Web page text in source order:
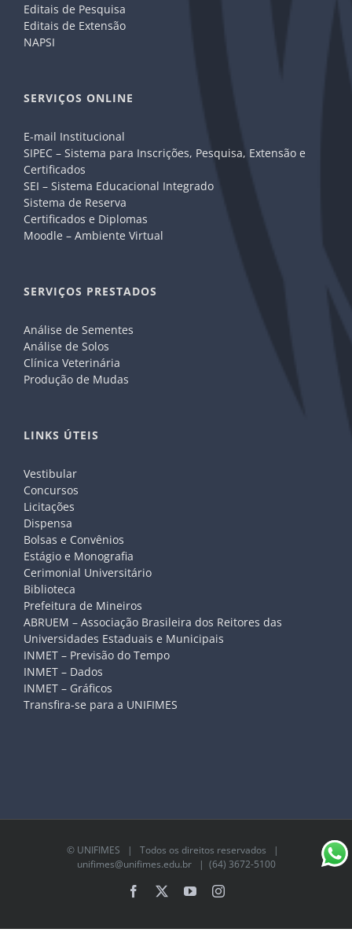
Editais de Pesquisa
Editais de Extensão
NAPSI
SERVIÇOS ONLINE
E-mail Institucional
SIPEC – Sistema para Inscrições, Pesquisa, Extensão e
Certificados
SEI – Sistema Educacional Integrado
Sistema de Reserva
Certificados e Diplomas
Moodle – Ambiente Virtual
SERVIÇOS PRESTADOS
Análise de Sementes
Análise de Solos
Clínica Veterinária
Produção de Mudas
LINKS ÚTEIS
Vestibular
Concursos
Licitações
Dispensa
Bolsas e Convênios
Estágio e Monografia
Cerimonial Universitário
Biblioteca
Prefeitura de Mineiros
ABRUEM – Associação Brasileira dos Reitores das
Universidades Estaduais e Municipais
INMET – Previsão do Tempo
INMET – Dados
INMET – Gráficos
Transfira-se para a UNIFIMES
© UNIFIMES | Todos os direitos reservados |
unifimes@unifimes.edu.br| (64) 3672-5100
Facebook YouTubeInstagram